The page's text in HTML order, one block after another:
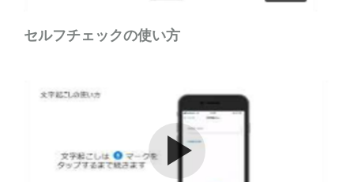
セルフチェックの使い方
Watch the video